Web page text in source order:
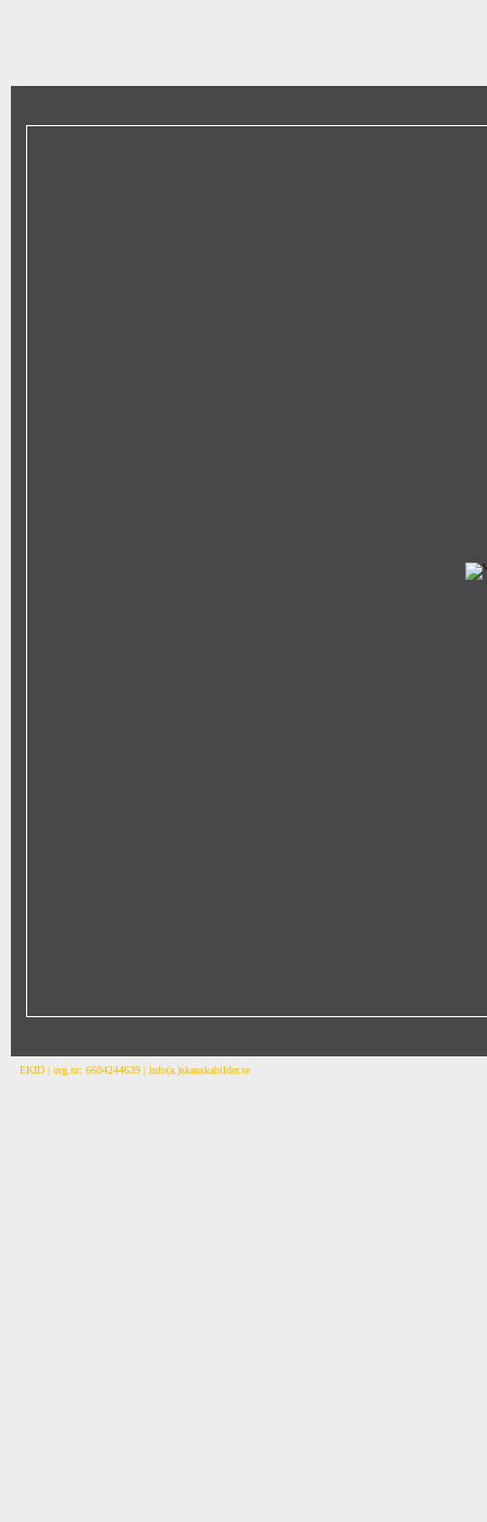
EKID | org.nr: 6604244639 | info(a.)skanskabilder.se